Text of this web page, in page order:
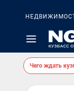
Чего ждать